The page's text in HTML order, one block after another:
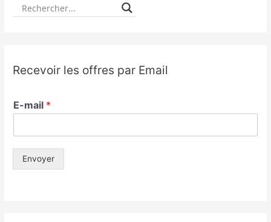
Recevoir les offres par Email
E-mail *
Envoyer